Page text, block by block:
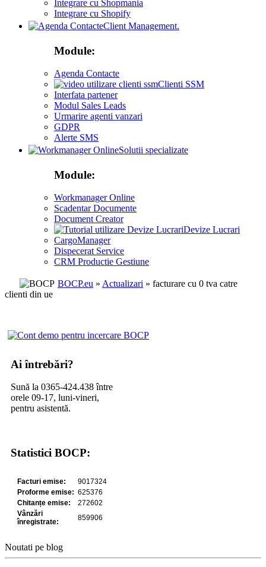
Integrare cu Shopmania
Integrare cu Shopify
Client Management.
Module:
Agenda Contacte
Clienti SSM
Interfata partener
Modul Sales Leads
Urmarire agenti vanzari
GDPR
Alerte SMS
Solutii specializate
Module:
Workmanager Online
Scadentar Documente
Document Creator
Devize Lucrari
CargoManager
Dispecerat Service
CRM Productie Gestiune
BOCP.eu » Actualizari » facturare cu 0 tva catre
clienti din ue
Ai întrebări?
Sună la 0365-424.438 între
orele 09-17, luni-vineri,
pentru asistentă.
Statistici BOCP:
Noutati pe blog